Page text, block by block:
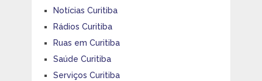
Notícias Curitiba
Rádios Curitiba
Ruas em Curitiba
Saúde Curitiba
Serviços Curitiba